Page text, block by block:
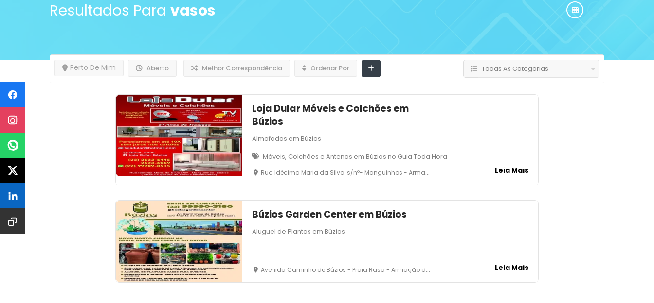
Resultados Para vasos
Aberto
Perto De Mim Melhor Correspondência Ordenar Por Todas As Categorias
Loja Dular Móveis e Colchões em
Búzios
Almofadas em Búzios
Móveis, Colchões e Antenas em Búzios no Guia Toda Hora
Rua Idécima Maria da Silva, s/nº- Manguinhos - Armação dos Búzios - RJ Leia Mais
Búzios Garden Center em Búzios
Aluguel de Plantas em Búzios
Avenida Caminho de Búzios - Praia Rasa - Armação dos Búzios Leia Mais